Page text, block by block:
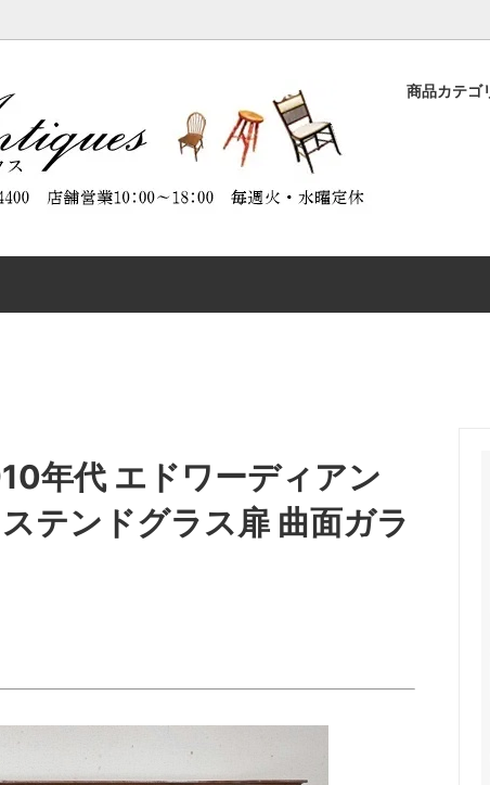
商品カテゴ
DESK
CHAIR
OTHER FURNITURE
特別割引商品
（商品のメンテナンスに
ABOUT ANTIQUES（アンティ
について）
年代 エドワーディアン
テンドグラス扉 曲面ガラ